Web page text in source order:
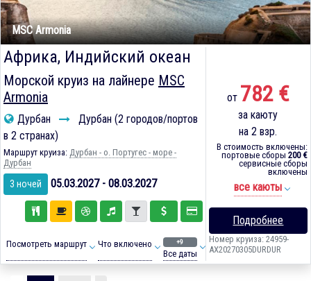
MSC Armonia
Африка, Индийский океан
Морской круиз на лайнере MSC
Armonia
Дурбан
Дурбан (2 городов/портов
в 2 странах)
Маршрут круиза: Дурбан - о. Португес - море -
Дурбан
3 ночей 05.03.2027 - 08.03.2027
Посмотреть маршрут Что включено +9
Все даты
от 782 €
за каюту
на 2 взр.
В стоимость включены:
портовые сборы 200 €
сервисные сборы
включены
все каюты
Подробнее
Номер круиза: 24959-
AX20270305DURDUR